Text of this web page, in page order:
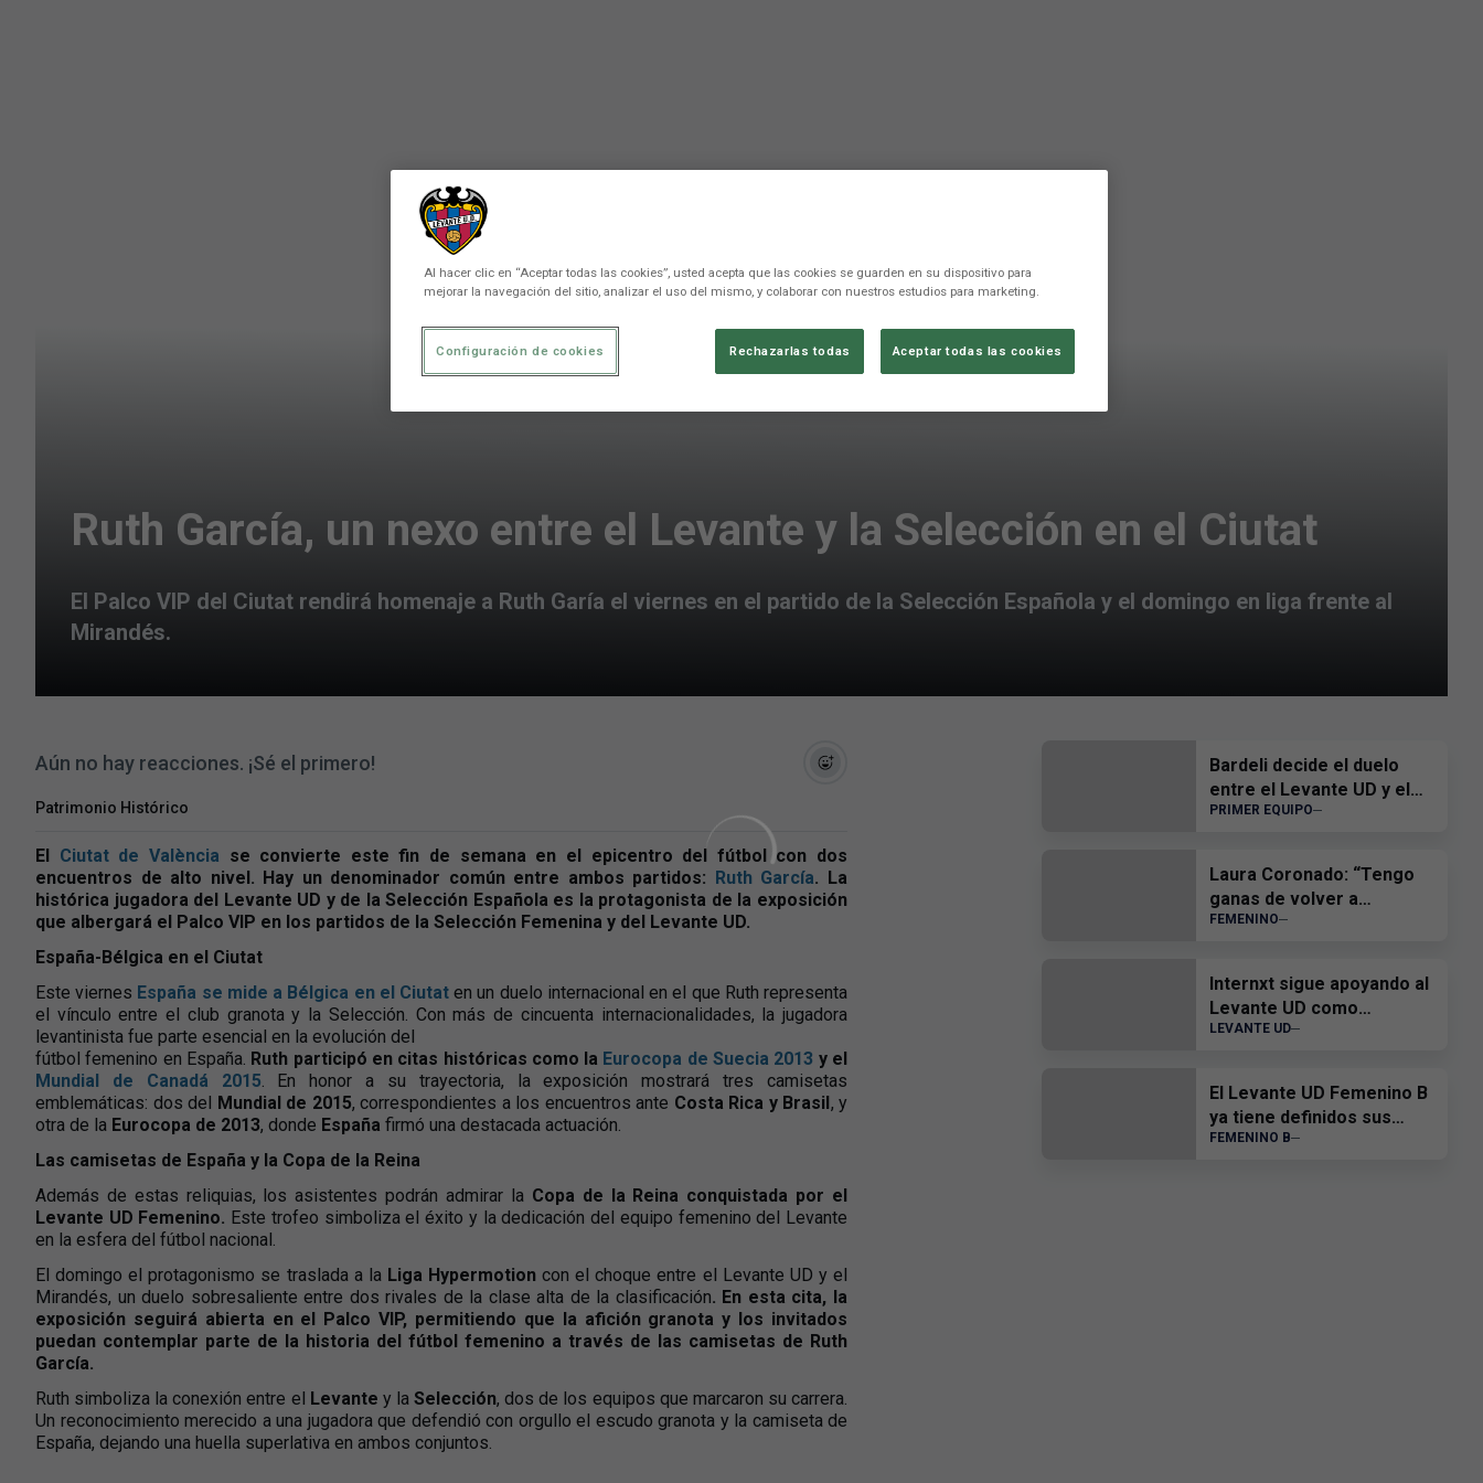
Ruth García, un nexo entre el Levante y la Selección en el Ciutat
El Palco VIP del Ciutat rendirá homenaje a Ruth Garía el viernes en el partido de la Selección Española y el domingo en liga frente al
Mirandés.
Aún no hay reacciones. ¡Sé el primero!
Patrimonio Histórico
El Ciutat de València se convierte este fin de semana en el epicentro del fútbol con dos
encuentros de alto nivel. Hay un denominador común entre ambos partidos: Ruth García. La
histórica jugadora del Levante UD y de la Selección Española es la protagonista de la exposición
que albergará el Palco VIP en los partidos de la Selección Femenina y del Levante UD.
España-Bélgica en el Ciutat
Este viernes España se mide a Bélgica en el Ciutat en un duelo internacional en el que Ruth representa
el vínculo entre el club granota y la Selección. Con más de cincuenta internacionalidades, la jugadora
levantinista fue parte esencial en la evolución del
fútbol femenino en España. Ruth participó en citas históricas como la Eurocopa de Suecia 2013 y el
Mundial de Canadá 2015. En honor a su trayectoria, la exposición mostrará tres camisetas
emblemáticas: dos del Mundial de 2015, correspondientes a los encuentros ante Costa Rica y Brasil, y
otra de la Eurocopa de 2013, donde España firmó una destacada actuación.
Las camisetas de España y la Copa de la Reina
Además de estas reliquias, los asistentes podrán admirar la Copa de la Reina conquistada por el
Levante UD Femenino. Este trofeo simboliza el éxito y la dedicación del equipo femenino del Levante
en la esfera del fútbol nacional.
El domingo el protagonismo se traslada a la Liga Hypermotion con el choque entre el Levante UD y el
Mirandés, un duelo sobresaliente entre dos rivales de la clase alta de la clasificación. En esta cita, la
exposición seguirá abierta en el Palco VIP, permitiendo que la afición granota y los invitados
puedan contemplar parte de la historia del fútbol femenino a través de las camisetas de Ruth
García.
Ruth simboliza la conexión entre el Levante y laSelección, dos de los equipos que marcaron su carrera.
Un reconocimiento merecido a una jugadora que defendió con orgullo el escudo granota y la camiseta de
España, dejando una huella superlativa en ambos conjuntos.
Bardeli decide el duelo
entre el Levante UD y el
Atlético Levante UD
PRIMER EQUIPO
Laura Coronado: “Tengo
ganas de volver a
competir y ayudar al
FEMENINO
Internxt sigue apoyando al
Levante UD como
patrocinador y proveedor
LEVANTE UD
El Levante UD Femenino B
ya tiene definidos sus
amistosos de
FEMENINO B
Al hacer clic en “Aceptar todas las cookies”, usted acepta que las cookies se guarden en su dispositivo para
mejorar la navegación del sitio, analizar el uso del mismo, y colaborar con nuestros estudios para marketing.
Rechazarlas todas Aceptar todas las cookies
Configuración de cookies